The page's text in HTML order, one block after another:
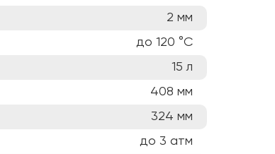
2 мм
до 120 °C
15 л
408 мм
324 мм
до 3 атм